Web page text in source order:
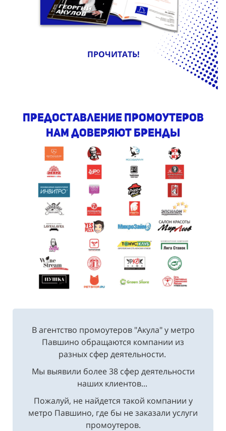
ПРОЧИТАТЬ!
предоставление промоутеров
Нам доверяют бренды
В агентство промоутеров "Акула" у метро
Павшино обращаются компании из
разных сфер деятельности.
Мы выявили более 38 сфер деятельности
наших клиентов...
Пожалуй, не найдется такой компании у
метро Павшино, где бы не заказали услуги
промоутеров.